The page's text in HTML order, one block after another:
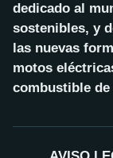
dedicado al
sostenibles, y
las nuevas
motos
combustible